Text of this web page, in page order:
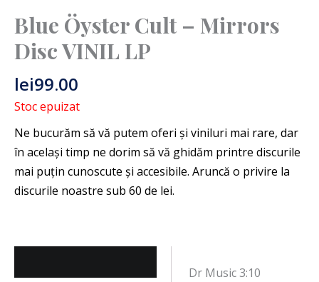
Blue Öyster Cult – Mirrors
Disc VINIL LP
lei99.00
Stoc epuizat
Dr Music 3:10